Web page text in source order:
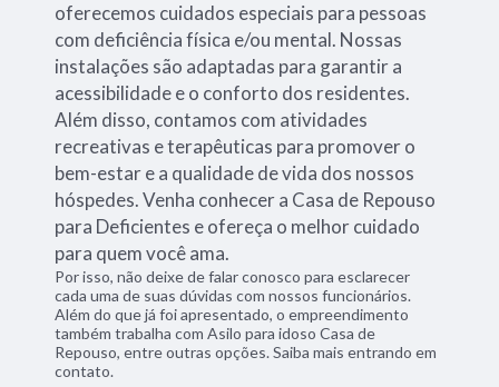
oferecemos cuidados especiais para pessoas
com deficiência física e/ou mental. Nossas
instalações são adaptadas para garantir a
acessibilidade e o conforto dos residentes.
Além disso, contamos com atividades
recreativas e terapêuticas para promover o
bem-estar e a qualidade de vida dos nossos
hóspedes. Venha conhecer a Casa de Repouso
para Deficientes e ofereça o melhor cuidado
para quem você ama.
Por isso, não deixe de falar conosco para esclarecer
cada uma de suas dúvidas com nossos funcionários.
Além do que já foi apresentado, o empreendimento
também trabalha com Asilo para idoso Casa de
Repouso, entre outras opções. Saiba mais entrando em
contato.